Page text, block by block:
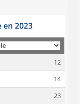
en 2023
12
14
23